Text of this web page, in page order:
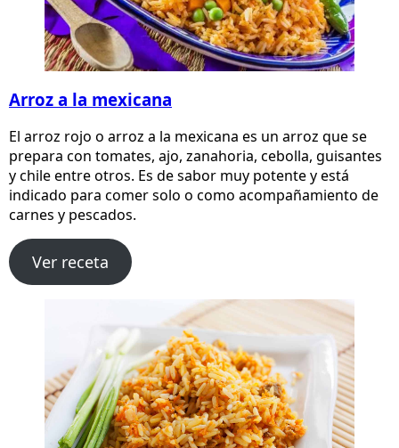
Arroz a la mexicana
El arroz rojo o arroz a la mexicana es un arroz que se
prepara con tomates, ajo, zanahoria, cebolla, guisantes
y chile entre otros. Es de sabor muy potente y está
indicado para comer solo o como acompañamiento de
carnes y pescados.
Ver receta